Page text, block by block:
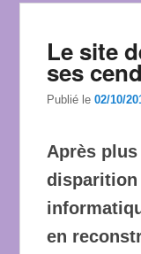
Le site
ses
Publié le02/10/
Après
disparition
en